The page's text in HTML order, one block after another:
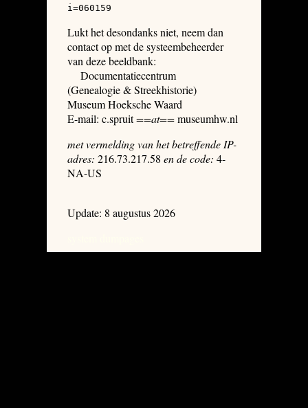
i=060159
Lukt het desondanks niet, neem dan
contact op met de systeembeheerder
van deze beeldbank:
Documentatiecentrum
(Genealogie & Streekhistorie)
Museum Hoeksche Waard
E-mail: c.spruit==at==museumhw.nl
met vermelding van het betreffende IP-
adres: 216.73.217.58 en de code: 4-
NA-US
Update: 8 augustus 2026